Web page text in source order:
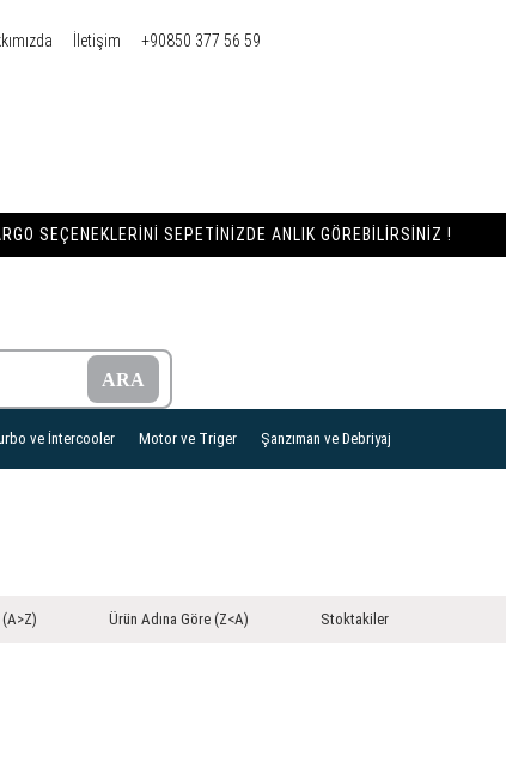
İletişim +90850 377 56 59
SEÇENEKLERINI SEPETINIZDE ANLIK GÖREBILIRSINIZ !
ve İntercooler Motor ve Triger Şanzıman ve Debriyaj
Ürün Adına Göre (Z<A) Stoktakiler